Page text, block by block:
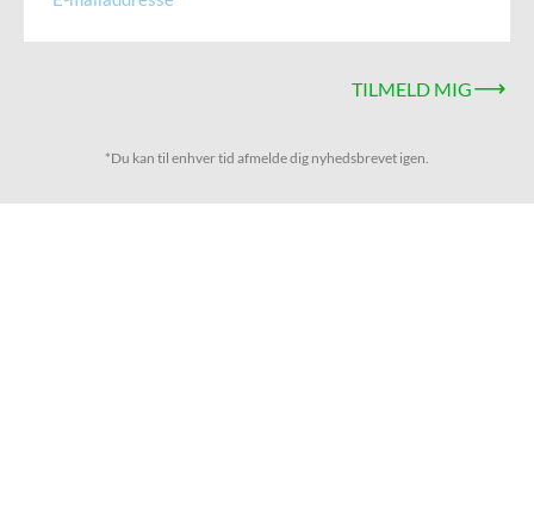
TILMELD MIG
*Du kan til enhver tid afmelde dig nyhedsbrevet igen.